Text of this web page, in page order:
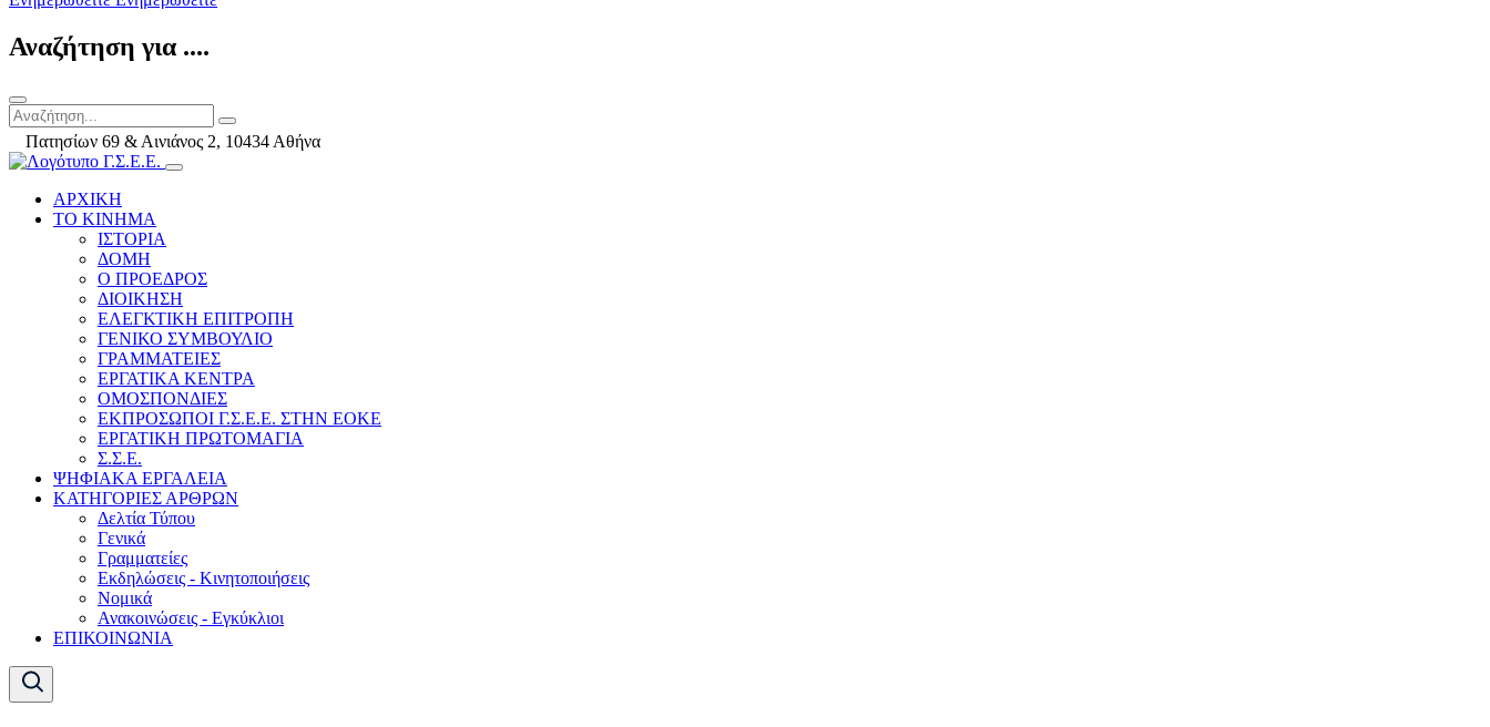
Αναζήτηση για ....
Πατησίων 69 & Αινιάνος 2, 10434 Αθήνα
ΑΡΧΙΚΗ
ΤΟ ΚΙΝΗΜΑ
ΙΣΤΟΡΙΑ
ΔΟΜΗ
Ο ΠΡΟΕΔΡΟΣ
ΔΙΟΙΚΗΣΗ
ΕΛΕΓΚΤΙΚΗ ΕΠΙΤΡΟΠΗ
ΓΕΝΙΚΟ ΣΥΜΒΟΥΛΙΟ
ΓΡΑΜΜΑΤΕΙΕΣ
ΕΡΓΑΤΙΚΑ ΚΕΝΤΡΑ
ΟΜΟΣΠΟΝΔΙΕΣ
ΕΚΠΡΟΣΩΠΟΙ Γ.Σ.Ε.Ε. ΣΤΗΝ ΕΟΚΕ
ΕΡΓΑΤΙΚΗ ΠΡΩΤΟΜΑΓΙΑ
Σ.Σ.Ε.
ΨΗΦΙΑΚΑ ΕΡΓΑΛΕΙΑ
ΚΑΤΗΓΟΡΙΕΣ ΑΡΘΡΩΝ
Δελτία Τύπου
Γενικά
Γραμματείες
Εκδηλώσεις - Κινητοποιήσεις
Νομικά
Ανακοινώσεις - Εγκύκλιοι
ΕΠΙΚΟΙΝΩΝΙΑ